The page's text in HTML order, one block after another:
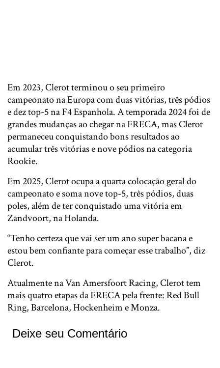
Em 2023, Clerot terminou o seu primeiro
campeonato na Europa com duas vitórias, três pódios
e dez top-5 na F4 Espanhola. A temporada 2024 foi de
grandes mudanças ao chegar na FRECA, mas Clerot
permaneceu conquistando bons resultados ao
acumular três vitórias e nove pódios na categoria
Rookie.
Em 2025, Clerot ocupa a quarta colocação geral do
campeonato e soma nove top-5, três pódios, duas
poles, além de ter conquistado uma vitória em
Zandvoort, na Holanda.
“Tenho certeza que vai ser um ano super bacana e
estou bem confiante para começar esse trabalho”, diz
Clerot.
Atualmente na Van Amersfoort Racing, Clerot tem
mais quatro etapas da FRECA pela frente: Red Bull
Ring, Barcelona, Hockenheim e Monza.
Deixe seu Comentário